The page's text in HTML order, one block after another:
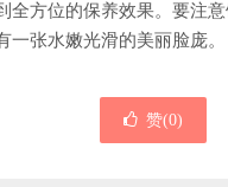
全方位的保养效果。要注
张水嫩光滑的美丽脸庞。
赞(0)